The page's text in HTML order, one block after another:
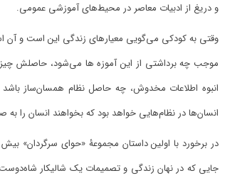
و دریغ از ادبیات معاصر در محیط‌های آموزشی عمومی.
وقتی به کودکی می‌گویی معیارهای زندگی این است و
موجب چه برداشتی از این آموزه ها می‌شود، حاصلش
انبوه اطلاعات مخدوش، چه حاصل نظام همسان‌ساز
انسان‌ها در نظام‌هایی خواهد بود که بخواهند انسان را به
در برخورد با اولین داستان مجموعۀ «حوای سرگردان»
جایی که در نهان زندگی و تصمیمات یک شالیکار